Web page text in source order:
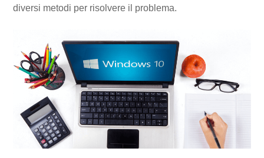
diversi metodi per risolvere il problema.